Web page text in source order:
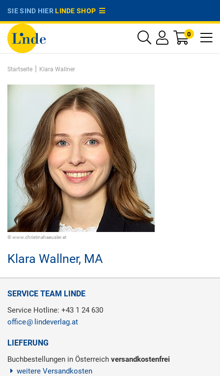
SIE SIND HIERLINDE SHOP
0
Startseite | Klara Wallner
© www.christinahaeusler.at
Klara Wallner, MA
SERVICE TEAM LINDE
Service Hotline: +43 1 24 630
office
lindeverlag.at
LIEFERUNG
Buchbestellungen in Österreich versandkostenfrei
weitere Versandkosten